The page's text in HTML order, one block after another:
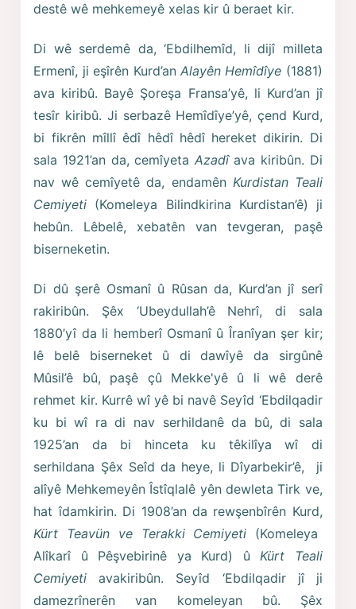
destê wê mehkemeyê xelas kir û beraet kir.
Di wê serdemê da, ‘Ebdilhemîd, li dijî milleta
Ermenî, ji eşîrên Kurd’an Alayên Hemîdîye (1881)
ava kiribû. Bayê Şoreşa Fransa’yê, li Kurd’an jî
tesîr kiribû. Ji serbazê Hemîdîye’yê, çend Kurd,
bi fikrên mîllî êdî hêdî hêdî hereket dikirin. Di
sala 1921’an da, cemîyeta Azadîava kiribûn. Di
nav wê cemîyetê da, endamên Kurdistan Teali
Cemiyeti (Komeleya Bilindkirina Kurdistan’ê) ji
hebûn. Lêbelê, xebatên van tevgeran, paşê
biserneketin.
Di dû şerê Osmanî û Rûsan da, Kurd’an jî serî
rakiribûn. Şêx ‘Ubeydullah’ê Nehrî, di sala
1880’yî da li hemberî Osmanî û Îranîyan şer kir;
lê belê biserneket û di dawîyê da sirgûnê
Mûsil’ê bû, paşê çû Mekke'yê û li wê derê
rehmet kir. Kurrê wî yê bi navê Seyîd ‘Ebdilqadir
ku bi wî ra di nav serhildanê da bû, di sala
1925’an da bi hinceta ku têkilîya wî di
serhildana Şêx Seîd da heye, li Dîyarbekir’ê, ji
alîyê Mehkemeyên Îstîqlalê yên dewleta Tirk ve,
hat îdamkirin. Di 1908’an da rewşenbîrên Kurd,
Kürt Teavün ve Terakki Cemiyeti (Komeleya
Alîkarî û Pêşvebirinê ya Kurd) û Kürt Teali
Cemiyeti avakiribûn. Seyîd ‘Ebdilqadir jî ji
damezrînerên van komeleyan bû. Şêx